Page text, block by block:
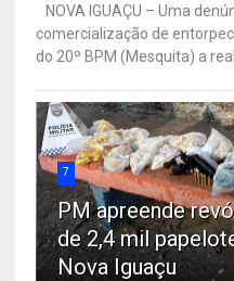
NOVA IGUAÇU – Uma
comercialização de
do 20º BPM (Mesquita) a
7
PM apreende
de 2,4 mil
Nova Iguaçu